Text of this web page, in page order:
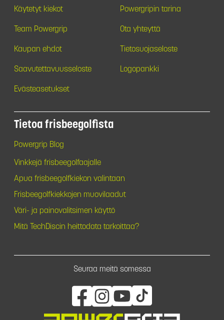
Käytetyt kiekot Powergripin tarina
Team Powergrip Ota yhteyttä
Kaupan ehdot Tietosuojaseloste
Saavutettavuusseloste Logopankki
Evästeasetukset
Tietoa frisbeegolfista
Powergrip Blog
Vinkkejä frisbeegolfaajalle
Apua frisbeegolfkiekon valintaan
Frisbeegolfkiekkojen muovilaadut
Väri- ja painovalitsimen käyttö
Mitä TechDiscin heittodata tarkoittaa?
Seuraa meitä somessa